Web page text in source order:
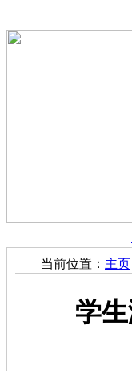
当前位置： 主页
学